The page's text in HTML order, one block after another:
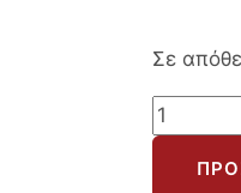
Σε
ΤΡΑΠΕΖΙA
2ΤΜΧ